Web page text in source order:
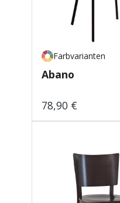
Farbvarianten
Abano
Regulärer Preis:
78,90 €